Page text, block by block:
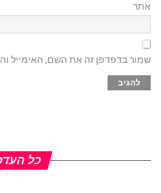
אתר
שמור בדפדפן זה את השם, האימייל
כל